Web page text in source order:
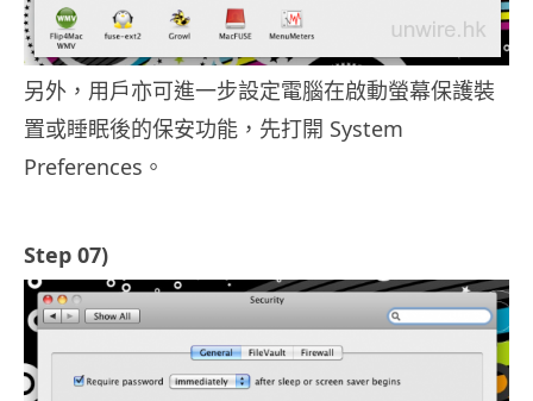
另外，用戶亦可進一步設定電腦在啟動螢幕保護裝
置或睡眠後的保安功能，先打開 System
Preferences。
Step 07)